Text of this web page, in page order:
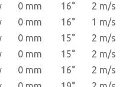
0 mm 16°
2 m/s
0 mm 16°
1 m/s
0 mm 15°
2 m/s
0 mm 15°
2 m/s
0 mm 16°
2 m/s